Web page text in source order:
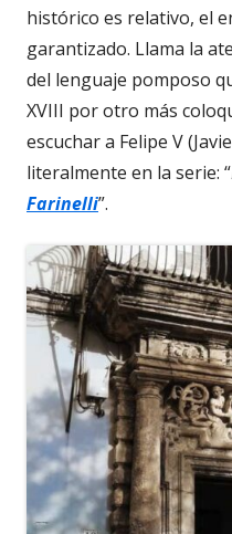
histórico es relativo, el
garantizado. Llama la
del lenguaje pomposo
XVIII por otro más
escuchar a Felipe V
literalmente en la serie: “
Farinelli”.